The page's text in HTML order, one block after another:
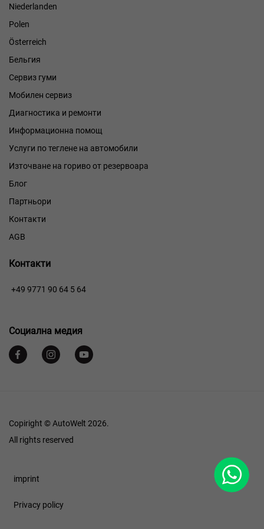
Niederlanden
Polen
Österreich
Бельгия
Сервиз гуми
Мобилен сервиз
Диагностика и ремонти
Информационна помощ
Услуги по теглене на автомобили
Източване на гориво от резервоара
Блог
Партньори
Контакти
AGB
Контакти
+49 9771 90 64 5 64
Социална медия
Copiright © AutoWelt 2026.
All rights reserved
WhatsApp
Footer
imprint
Privacy policy